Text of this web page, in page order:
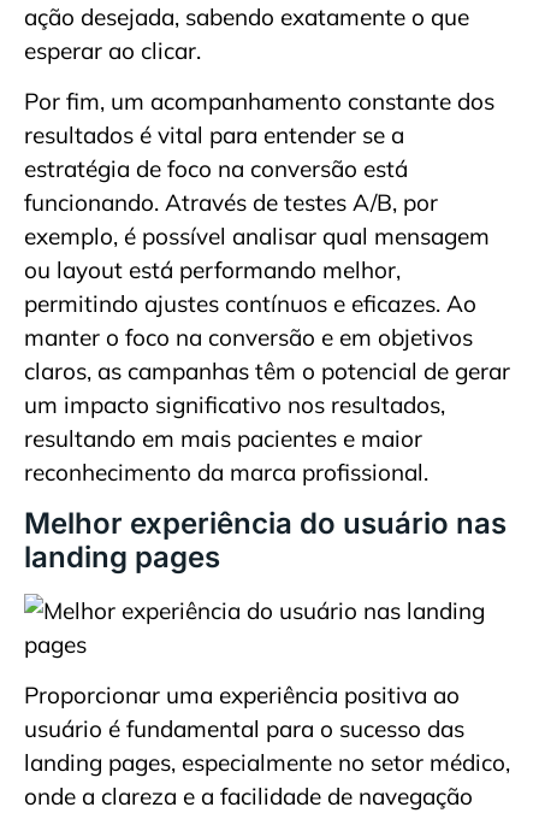
ação desejada, sabendo exatamente o que
esperar ao clicar.
Por fim, um acompanhamento constante dos
resultados é vital para entender se a
estratégia de foco na conversão está
funcionando. Através de testes A/B, por
exemplo, é possível analisar qual mensagem
ou layout está performando melhor,
permitindo ajustes contínuos e eficazes. Ao
manter o foco na conversão e em objetivos
claros, as campanhas têm o potencial de gerar
um impacto significativo nos resultados,
resultando em mais pacientes e maior
reconhecimento da marca profissional.
Melhor experiência do usuário nas
landing pages
Proporcionar uma experiência positiva ao
usuário é fundamental para o sucesso das
landing pages, especialmente no setor médico,
onde a clareza e a facilidade de navegação